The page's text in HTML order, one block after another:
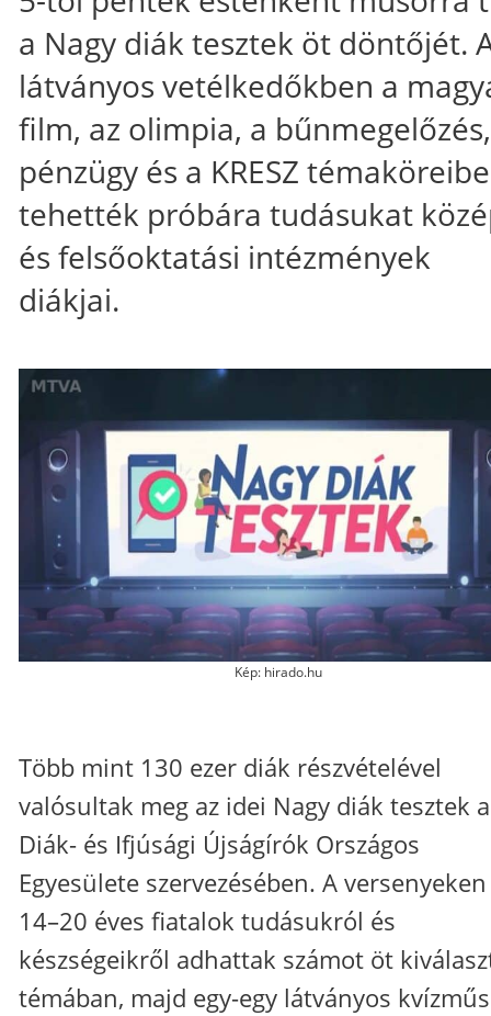
a Nagy diák tesztek öt döntőjét.
látványos vetélkedőkben a
film, az olimpia, a
pénzügy és a KRESZ
tehették próbára tudásukat
és felsőoktatási intézmények
diákjai.
Kép: hirado.hu
Több mint 130 ezer diák részvételével
valósultak meg az idei Nagy diák tesztek a
Diák- és Ifjúsági Újságírók Országos
Egyesülete szervezésében. A
14–20 éves fiatalok tudásukról és
készségeikről adhattak számot öt
témában, majd egy-egy látványos